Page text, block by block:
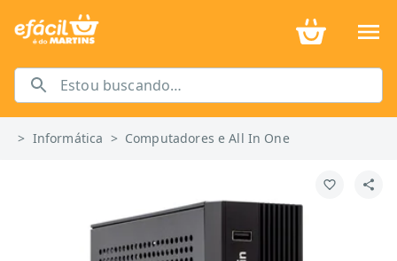
> Informática > Computadores e All In One